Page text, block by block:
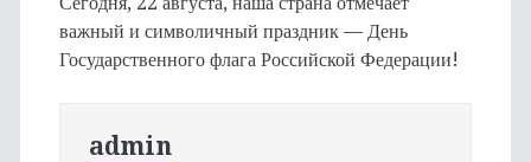
важный и символичный праздник — День
Государственного флага Российской Федерации!
admin